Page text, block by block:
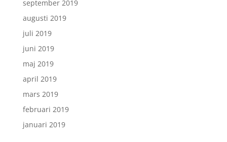
september 2019
augusti 2019
juli 2019
juni 2019
maj 2019
april 2019
mars 2019
februari 2019
januari 2019